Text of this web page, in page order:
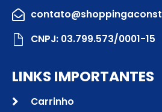
CNPJ: 03.799.573/0001-15
LINKS IMPORTANTES
Carrinho